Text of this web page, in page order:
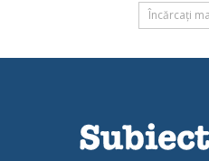
Încărcați